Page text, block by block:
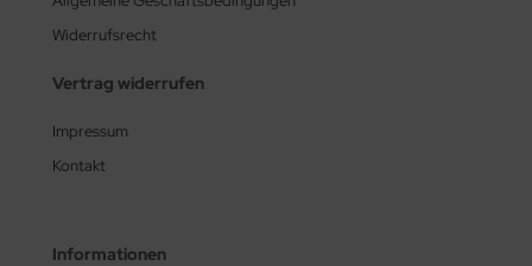
Widerrufsrecht
Vertrag widerrufen
Impressum
Kontakt
Informationen